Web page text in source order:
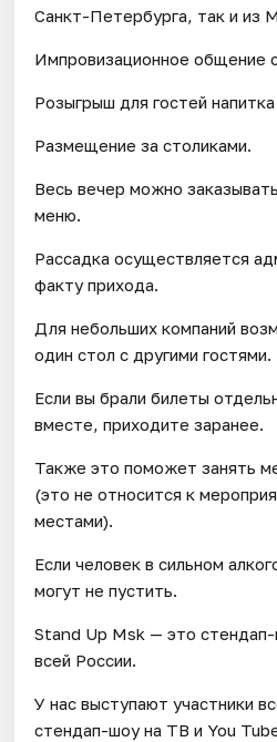
Санкт-Петербурга, так и из
Импровизационное общение
Розыгрыш для гостей
Размещение за столиками.
Весь вечер можно
меню.
Рассадка осуществляется
факту прихода.
Для небольших компаний
один стол с другими гостями.
Если вы брали билеты
вместе, приходите заранее.
Также это поможет занять
(это не относится к
местами).
Если человек в сильном
могут не пустить.
Stand Up Msk — это
всей России.
У нас выступают участники
стендап-шоу на ТВ и You